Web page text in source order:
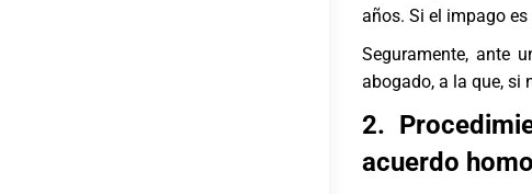
años. Si el impago
Seguramente, ante
abogado, a la que, si
2.
acuerdo